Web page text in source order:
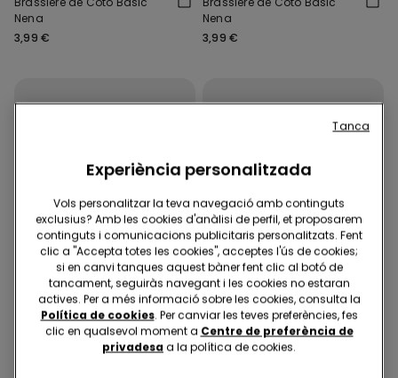
Nena
3,99 €
Nena
3,99 €
Tops 3x9,99€ Tops 3x9,99€
Experiència personalitzada
Vols personalitzar la teva navegació amb continguts
exclusius? Amb les cookies d'anàlisi de perfil, et proposarem
continguts i comunicacions publicitaris personalitzats. Fent
clic a "Accepta totes les cookies", acceptes l'ús de cookies;
si en canvi tanques aquest bàner fent clic al botó de
tancament, seguiràs navegant i les cookies no estaran
actives. Per a més informació sobre les cookies, consulta la
Política de cookies. Per canviar les teves preferències, fes
clic en qualsevol moment a Centre de preferència de
privadesa a la política de cookies.
Tanca